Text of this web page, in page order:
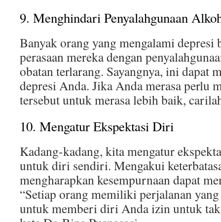
9. Menghindari Penyalahgunaan
Banyak orang yang mengalami depresi
perasaan mereka dengan
obatan terlarang. Sayangnya, ini dapat
depresi Anda. Jika Anda merasa perlu
tersebut untuk merasa lebih baik,
10. Mengatur Ekspektasi Diri
Kadang-kadang, kita mengatur
untuk diri sendiri. Mengakui
mengharapkan kesempurnaan dapat
“Setiap orang memiliki perjalanan
untuk memberi diri Anda izin untuk tak